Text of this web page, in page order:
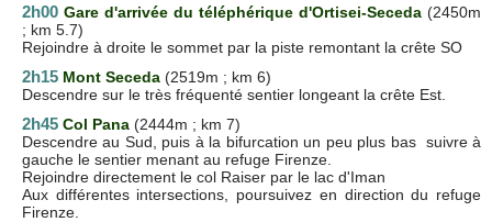
2h00 Gare d'arrivée du téléphérique d'Ortisei-Seceda (2450m
; km 5.7)
Rejoindre à droite le sommet par la piste remontant la crête SO
2h15 Mont Seceda (2519m ; km 6)
Descendre sur le très fréquenté sentier longeant la crête Est.
2h45 Col Pana (2444m ; km 7)
Descendre au Sud, puis à la bifurcation un peu plus bas suivre à
gauche le sentier menant au refuge Firenze.
Rejoindre directement le col Raiser par le lac d'Iman
Aux différentes intersections, poursuivez en direction du refuge
Firenze.